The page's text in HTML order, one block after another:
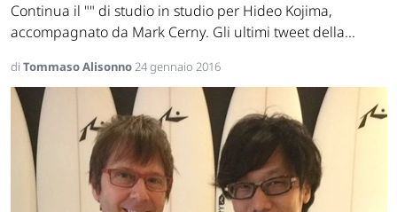
Continua il "" di studio in studio per Hideo Kojima,
accompagnato da Mark Cerny. Gli ultimi tweet della...
di Tommaso Alisonno24 gennaio 2016